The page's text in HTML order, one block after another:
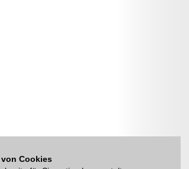
Cookies